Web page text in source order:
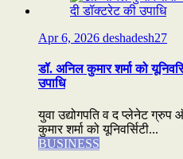
Apr 6, 2026 deshadesh27
डॉ. अनिल कुमार शर्मा को
उपाधि
युवा उद्योगपति व द प्लेनेट
कुमार शर्मा को यूनिवर्सिटी...
BUSINESS